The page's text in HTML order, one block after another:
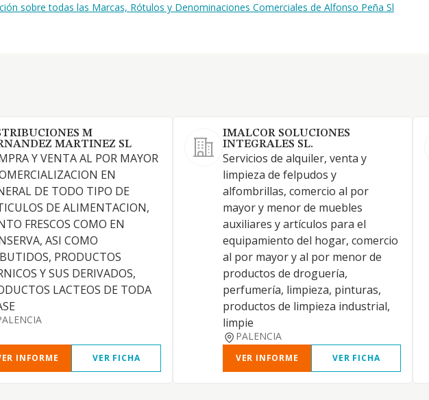
sobre todas las Marcas, Rótulos y Denominaciones Comerciales de Alfonso Peña Sl
M
MARTINEZ SL
Y VENTA AL POR MAYOR
EN
DE TODO TIPO DE
DE ALIMENTACION,
FRESCOS COMO EN
ASI COMO
PRODUCTOS
Y SUS DERIVADOS,
LACTEOS DE TODA
INFORME VER FICHA
IMALCOR SOLUCIONES
INTEGRALES SL.
Servicios de alquiler, venta y
limpieza de felpudos y
alfombrillas, comercio al por
mayor y menor de muebles
auxiliares y artículos para el
equipamiento del hogar, comercio
al por mayor y al por menor de
productos de droguería,
perfumería, limpieza, pinturas,
productos de limpieza industrial,
limpie
PALENCIA
VER INFORME VER FICHA